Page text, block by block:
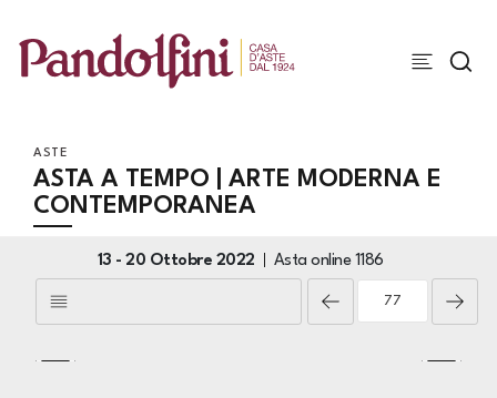
ASTE
ASTA A TEMPO | ARTE MODERNA E
CONTEMPORANEA
13 - 20 Ottobre 2022 Asta online 1186